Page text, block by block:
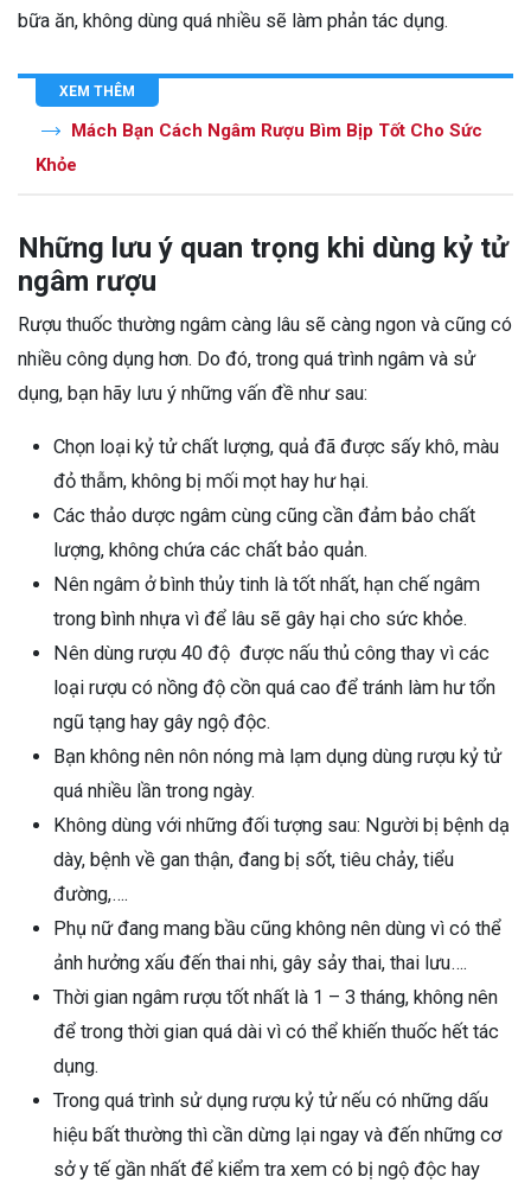
bữa ăn, không dùng quá nhiều sẽ làm phản tác dụng.
XEM THÊM
Mách Bạn Cách Ngâm Rượu Bìm Bịp Tốt Cho Sức
Khỏe
Những lưu ý quan trọng khi dùng kỷ tử
ngâm rượu
Rượu thuốc thường ngâm càng lâu sẽ càng ngon và cũng có
nhiều công dụng hơn. Do đó, trong quá trình ngâm và sử
dụng, bạn hãy lưu ý những vấn đề như sau:
Chọn loại kỷ tử chất lượng, quả đã được sấy khô, màu
đỏ thẫm, không bị mối mọt hay hư hại.
Các thảo dược ngâm cùng cũng cần đảm bảo chất
lượng, không chứa các chất bảo quản.
Nên ngâm ở bình thủy tinh là tốt nhất, hạn chế ngâm
trong bình nhựa vì để lâu sẽ gây hại cho sức khỏe.
Nên dùng rượu 40 độ được nấu thủ công thay vì các
loại rượu có nồng độ cồn quá cao để tránh làm hư tổn
ngũ tạng hay gây ngộ độc.
Bạn không nên nôn nóng mà lạm dụng dùng rượu kỷ tử
quá nhiều lần trong ngày.
Không dùng với những đối tượng sau: Người bị bệnh dạ
dày, bệnh về gan thận, đang bị sốt, tiêu chảy, tiểu
đường,….
Phụ nữ đang mang bầu cũng không nên dùng vì có thể
ảnh hưởng xấu đến thai nhi, gây sảy thai, thai lưu….
Thời gian ngâm rượu tốt nhất là 1 – 3 tháng, không nên
để trong thời gian quá dài vì có thể khiến thuốc hết tác
dụng.
Trong quá trình sử dụng rượu kỷ tử nếu có những dấu
hiệu bất thường thì cần dừng lại ngay và đến những cơ
sở y tế gần nhất để kiểm tra xem có bị ngộ độc hay